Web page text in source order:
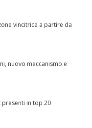
vincitrice a partire da
nuovo meccanismo e
presenti in top 20